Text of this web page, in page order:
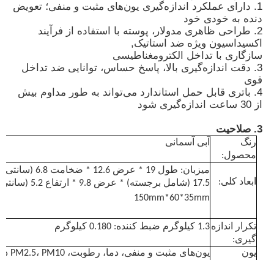
دربارهی ما
کارخانه تور
تماس با ما
پرونده ها نشان می دهند
1. دارای عملکرد اندازه‌گیری یون‌های مثبت و منفی؛ تعویض
دنده به خودی خود
2. طراحی ظاهری مدولار، پوسته با استفاده از فرآیند
اکسیداسیون ویژه ضد استاتیک,
سازگاری با تداخل الکترومغناطیسی
3. دقت اندازه‌گیری بالا، پاسخ حساس، توانایی ضد تداخل
قوی
4. باتری قابل حمل استاندارد می‌تواند به طور مداوم بیش
از 30 ساعت اندازه‌گیری شود
3. صلاحیت
رنگ
محصول:
آبی آسمانی
ابعاد کلی:
میزبان: طول 19 *
17.5 (شامل برجسته) * عرض 9.8 * ارتفاع 5.2 (سانتی‌متر) ضبط کننده:
150mm*60*35mm
تکرار
اندازه
گیری:
1.3 کیلوگرم ضبط کننده: 0.180 کیلوگرم
یون
یون‌های مثبت و منفی، دما، رطوبت، PM2.5، PM10 در هوا